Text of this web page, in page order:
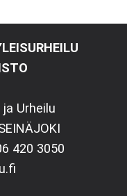
Urheilu
420 3050